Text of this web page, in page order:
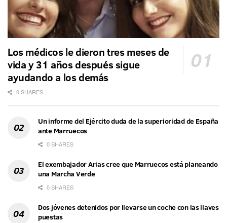
Los médicos le dieron tres meses de
vida y 31 años después sigue
ayudando a los demás
0 SHARES
Un informe del Ejército duda de la superioridad de España
ante Marruecos
0 SHARES
El exembajador Arias cree que Marruecos está planeando
una Marcha Verde
0 SHARES
Dos jóvenes detenidos por llevarse un coche con las llaves
puestas